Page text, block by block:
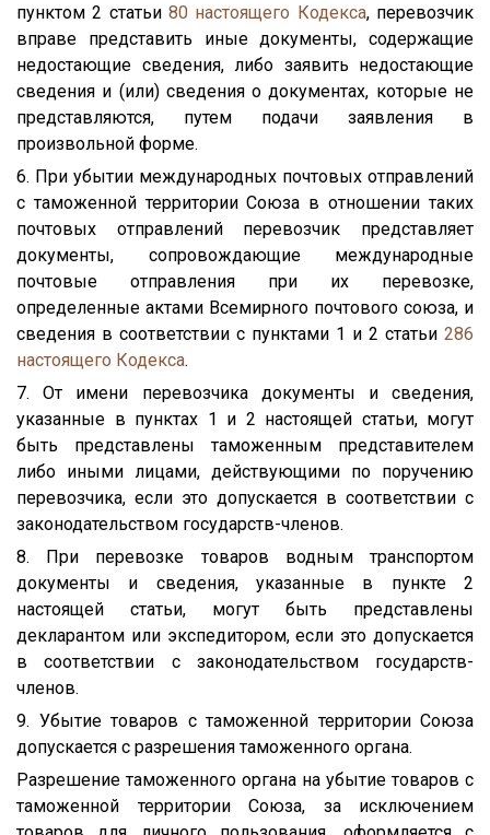
пунктом 2 статьи 80 настоящего Кодекса, перевозчик
вправе представить иные документы, содержащие
недостающие сведения, либо заявить недостающие
сведения и (или) сведения о документах, которые не
представляются, путем подачи заявления в
произвольной форме.
6. При убытии международных почтовых отправлений
с таможенной территории Союза в отношении таких
почтовых отправлений перевозчик представляет
документы, сопровождающие международные
почтовые отправления при их перевозке,
определенные актами Всемирного почтового союза, и
сведения в соответствии с пунктами 1 и 2 статьи 286
настоящего Кодекса.
7. От имени перевозчика документы и сведения,
указанные в пунктах 1 и 2 настоящей статьи, могут
быть представлены таможенным представителем
либо иными лицами, действующими по поручению
перевозчика, если это допускается в соответствии с
законодательством государств-членов.
8. При перевозке товаров водным транспортом
документы и сведения, указанные в пункте 2
настоящей статьи, могут быть представлены
декларантом или экспедитором, если это допускается
в соответствии с законодательством государств-
членов.
9. Убытие товаров с таможенной территории Союза
допускается с разрешения таможенного органа.
Разрешение таможенного органа на убытие товаров с
таможенной территории Союза, за исключением